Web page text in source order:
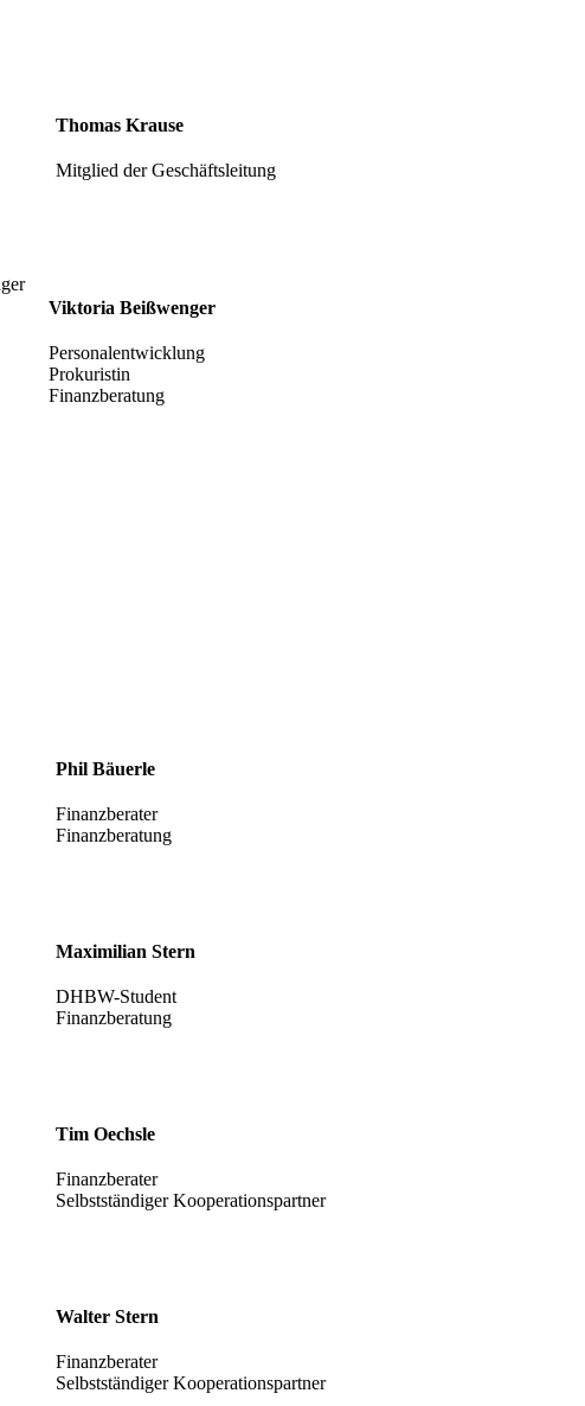
Thomas Krause
Mitglied der Geschäftsleitung
Viktoria Beißwenger
Personalentwicklung
Prokuristin
Finanzberatung
Phil Bäuerle
Finanzberater
Finanzberatung
Maximilian Stern
DHBW-Student
Finanzberatung
Tim Oechsle
Finanzberater
Selbstständiger Kooperationspartner
Walter Stern
Finanzberater
Selbstständiger Kooperationspartner